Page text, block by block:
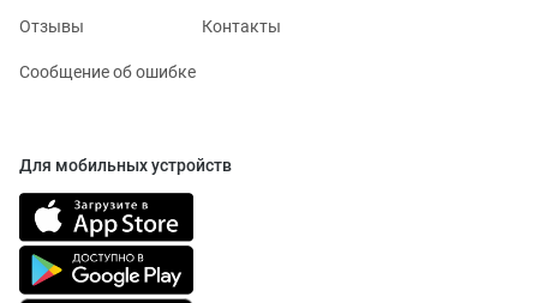
Отзывы Контакты
Сообщение об ошибке
Для мобильных устройств